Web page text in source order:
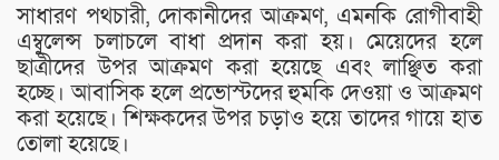
সাধারণ পথচারী, দোকানীদের আক্রমণ, এমনকি রোগীবাহী
এম্বুলেন্স চলাচলে বাধা প্রদান করা হয়। মেয়েদের হলে
ছাত্রীদের উপর আক্রমণ করা হয়েছে এবং লাঞ্ছিত করা
হচ্ছে। আবাসিক হলে প্রভোস্টদের হুমকি দেওয়া ও আক্রমণ
করা হয়েছে। শিক্ষকদের উপর চড়াও হয়ে তাদের গায়ে হাত
তোলা হয়েছে।